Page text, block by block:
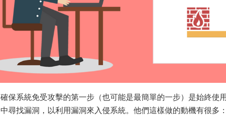
確保系統免受攻擊的第一步（也可能是最簡單的一步）是始終使
中尋找漏洞，以利用漏洞來入侵系統。他們這樣做的動機有很多